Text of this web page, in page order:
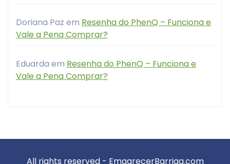
Doriana Paz em Resenha do PhenQ – Funciona e
Vale a Pena Comprar?
Eduarda em Resenha do PhenQ – Funciona e
Vale a Pena Comprar?
All rights reserved - EmagrecerBarriga.com